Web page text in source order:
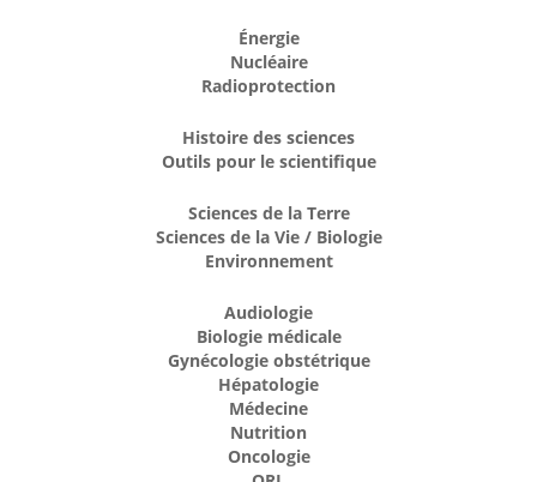
Énergie
Nucléaire
Radioprotection
Histoire des sciences
Outils pour le scientifique
Sciences de la Terre
Sciences de la Vie / Biologie
Environnement
Audiologie
Biologie médicale
Gynécologie obstétrique
Hépatologie
Médecine
Nutrition
Oncologie